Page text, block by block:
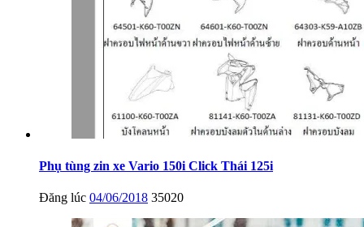
Phụ tùng zin xe Vario 150i Click Thái 125i
Đăng lúc 04/06/2018 35020